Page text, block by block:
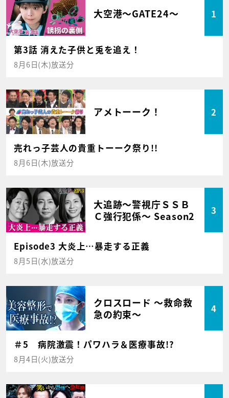
大空港～GATE24～ 1
第3話 消えた子供と兎を追え！
8月6日(木)放送分
アメトーーク！ 2
売れっ子芸人の貴重トーーク祭り!!
8月6日(木)放送分
大追跡～警視庁ＳＳＢ
Ｃ強行犯係～ Season2
3
Episode3 大炎上…暴走する正義
8月5日(水)放送分
クロスロード ～救命救
急の約束～
4
＃5 病院激震！パワハラ＆医療事故!?
8月4日(火)放送分